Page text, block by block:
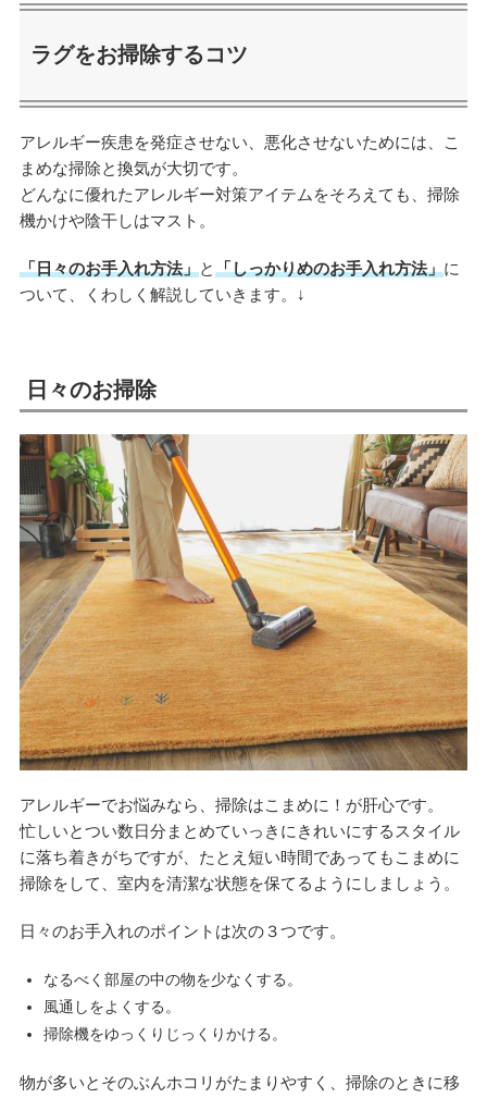
ラグをお掃除するコツ
アレルギー疾患を発症させない、悪化させないためには、こ
まめな掃除と換気が大切です。
どんなに優れたアレルギー対策アイテムをそろえても、掃除
機かけや陰干しはマスト。
「日々のお手入れ方法」と「しっかりめのお手入れ方法」に
ついて、くわしく解説していきます。↓
日々のお掃除
アレルギーでお悩みなら、掃除はこまめに！が肝心です。
忙しいとつい数日分まとめていっきにきれいにするスタイル
に落ち着きがちですが、たとえ短い時間であってもこまめに
掃除をして、室内を清潔な状態を保てるようにしましょう。
日々のお手入れのポイントは次の３つです。
なるべく部屋の中の物を少なくする。
風通しをよくする。
掃除機をゆっくりじっくりかける。
物が多いとそのぶんホコリがたまりやすく、掃除のときに移